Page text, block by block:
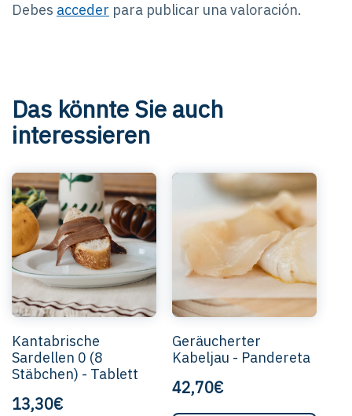
Debes acceder para publicar una valoración.
Das könnte Sie auch
interessieren
Kantabrische
Sardellen 0 (8
Stäbchen) - Tablett
13,30€
Geräucherter
Kabeljau - Pandereta
42,70€